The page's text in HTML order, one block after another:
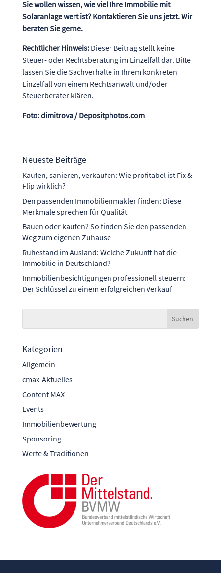
Sie wollen wissen, wie viel Ihre Immobilie mit
Solaranlage wert ist? Kontaktieren Sie uns jetzt. Wir
beraten Sie gerne.
Rechtlicher Hinweis:Dieser Beitrag stellt keine
Steuer- oder Rechtsberatung im Einzelfall dar. Bitte
lassen Sie die Sachverhalte in Ihrem konkreten
Einzelfall von einem Rechtsanwalt und/oder
Steuerberater klären.
Foto: dimitrova / Depositphotos.com
Neueste Beiträge
Kaufen, sanieren, verkaufen: Wie profitabel ist Fix &
Flip wirklich?
Den passenden Immobilienmakler finden: Diese
Merkmale sprechen für Qualität
Bauen oder kaufen? So finden Sie den passenden
Weg zum eigenen Zuhause
Ruhestand im Ausland: Welche Zukunft hat die
Immobilie in Deutschland?
Immobilienbesichtigungen professionell steuern:
Der Schlüssel zu einem erfolgreichen Verkauf
Kategorien
Allgemein
cmax-Aktuelles
Content MAX
Events
Immobilienbewertung
Sponsoring
Werte & Traditionen